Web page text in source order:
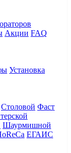
Акции FAQ
Установка
Столовой Фаст
Шаурмишной
ЕГАИС